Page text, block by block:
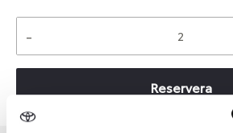
-
Reservera